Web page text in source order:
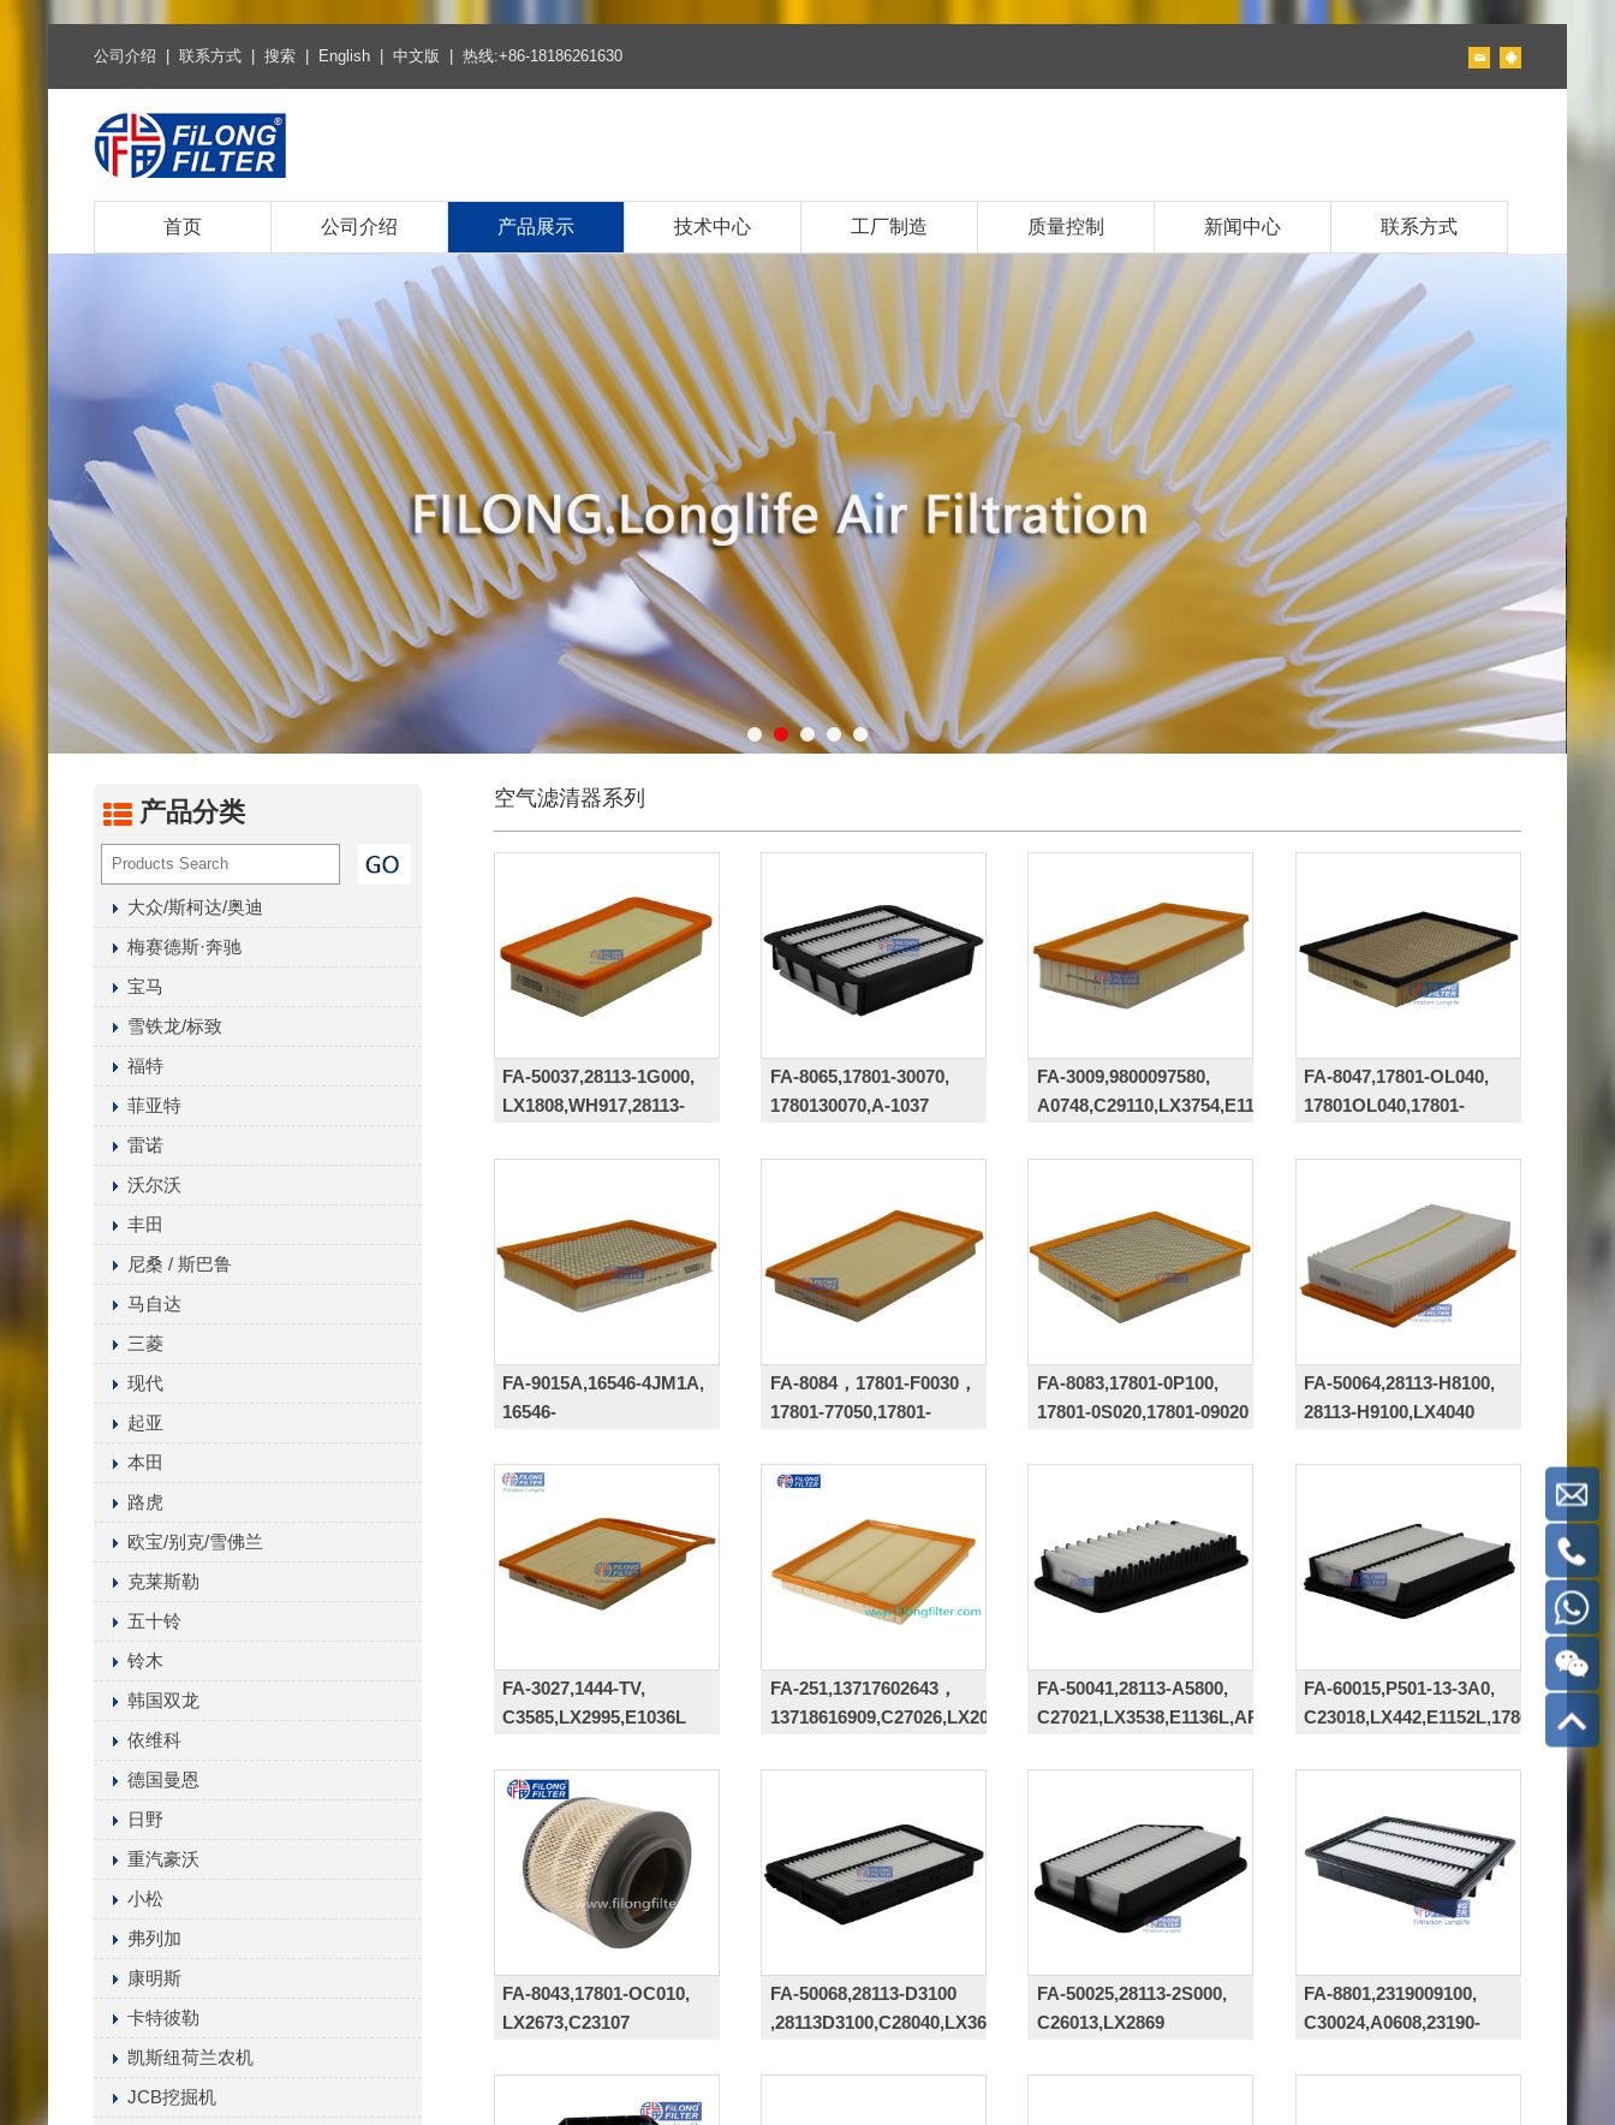
公司介绍 |联系方式 |搜索 English |中文版 | 热线:+86-18186261630
首页 公司介绍 产品展示
热销产品
空气滤清器系列
空调滤清器系列
燃油柴油滤清器系列
机油滤清器系列
环保燃油滤芯系列
环保机油滤芯系列
燃油滤清器系列
汽油化油器（尼龙/聚丙）
内置燃油过滤器
液压油滤芯
油水分离器总成系列
变速箱滤清器系列
曲轴箱通风滤清器
其它滤清器产品
技术中心 工厂制造 质量控制 新闻中心 联系方式
产品分类
大众/斯柯达/奥迪
梅赛德斯·奔驰
宝马
雪铁龙/标致
福特
菲亚特
雷诺
沃尔沃
丰田
尼桑 / 斯巴鲁
马自达
三菱
现代
起亚
本田
路虎
欧宝/别克/雪佛兰
克莱斯勒
五十铃
铃木
韩国双龙
依维科
德国曼恩
日野
重汽豪沃
小松
弗列加
康明斯
卡特彼勒
凯斯纽荷兰农机
JCB挖掘机
空气滤清器系列
FA-50037,28113-1G000,
LX1808,WH917,28113-
FA-8065,17801-30070,
1780130070,A-1037
FA-3009,9800097580,
A0748,C29110,LX3754,E1160L,AP090/9,CA11897
FA-8047,17801-OL040,
17801OL040,17801-
0L050
FA-9015A,16546-4JM1A,
16546-
FA-8084，17801-F0030，
17801-77050,17801-
FA-8083,17801-0P100,
17801-0S020,17801-09020
FA-50064,28113-H8100,
28113-H9100,LX4040
FA-3027,1444-TV,
C3585,LX2995,E1036L
FA-251,13717602643，
13718616909,C27026,LX2076/1,
FA-50041,28113-A5800,
C27021,LX3538,E1136L,AP122/2
FA-60015,P501-13-3A0,
C23018,LX442,E1152L,17801-
FA-8043,17801-OC010,
LX2673,C23107
0C010,17801-0C020,
FA-50068,28113-D3100
,28113D3100,C28040,LX3677
FA-50025,28113-2S000,
C26013,LX2869
FA-8801,2319009100,
C30024,A0608,23190-